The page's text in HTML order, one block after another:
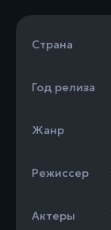
Страна
Год релиза
Жанр
Режиссер
Актеры